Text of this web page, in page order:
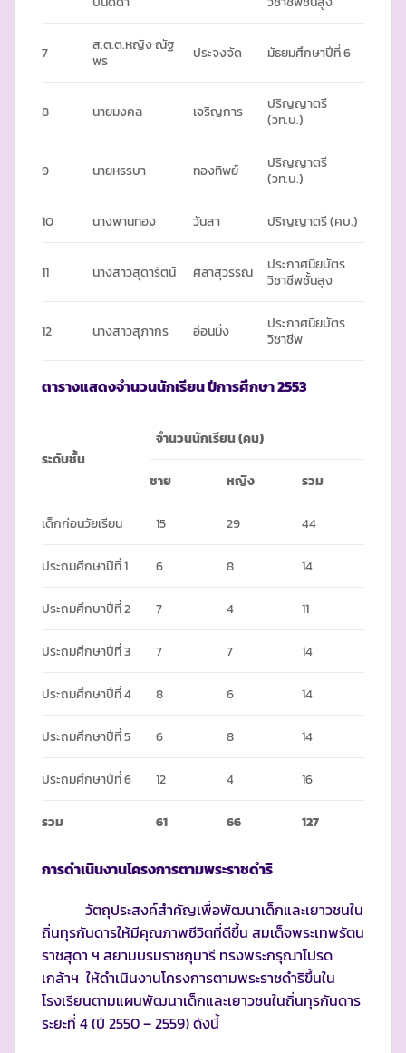
7
ส.ต.ต.หญิง ณัฐ
พร
ประจงจัด มัธยมศึกษาปีที่ 6
8 นายมงคล เจริญการ
ปริญญาตรี
(วท.บ.)
9 นายหรรษา ทองทิพย์
ปริญญาตรี
(วท.บ.)
10 นางพานทอง วันสา ปริญญาตรี (คบ.)
11 นางสาวสุดารัตน์ ศิลาสุวรรณ
ประกาศนียบัตร
วิชาชีพชั้นสูง
12 นางสาวสุภากร อ่อนมิ่ง
ประกาศนียบัตร
วิชาชีพ
ตารางแสดงจำนวนนักเรียน ปีการศึกษา2553
ระดับชั้น
จำนวนนักเรียน(คน)
ชาย หญิง รวม
เด็กก่อนวัยเรียน 15 29 44
ประถมศึกษาปีที่ 1 6 8 14
ประถมศึกษาปีที่ 2 7 4 11
ประถมศึกษาปีที่ 3 7 7 14
ประถมศึกษาปีที่ 4 8 6 14
ประถมศึกษาปีที่ 5 6 8 14
ประถมศึกษาปีที่ 6 12 4 16
รวม 61 66 127
การดำเนินงานโครงการตามพระราชดำริ
วัตถุประสงค์สำคัญเพื่อพัฒนาเด็กและเยาวชนใน
ถิ่นทุรกันดารให้มีคุณภาพชีวิตที่ดีขึ้น สมเด็จพระเทพรัตน
ราชสุดา ฯ สยามบรมราชกุมารี ทรงพระกรุณาโปรด
เกล้าฯ ให้ดำเนินงานโครงการตามพระราชดำริขึ้นใน
โรงเรียนตามแผนพัฒนาเด็กและเยาวชนในถิ่นทุรกันดาร
ระยะที่ 4 (ปี 2550 – 2559) ดังนี้